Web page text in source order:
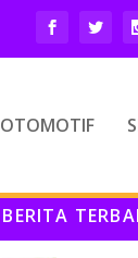
OTOMOTIF
BERITA